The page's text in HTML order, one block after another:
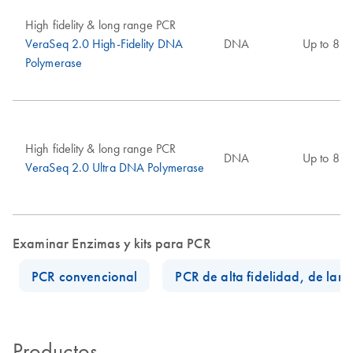
High fidelity & long range PCR
VeraSeq 2.0 High-Fidelity DNA
Polymerase
DNA Up to 8
High fidelity & long range PCR
VeraSeq 2.0 Ultra DNA Polymerase
DNA Up to 8
Examinar Enzimas y kits para PCR
PCR convencional
PCR de alta fidelidad, de